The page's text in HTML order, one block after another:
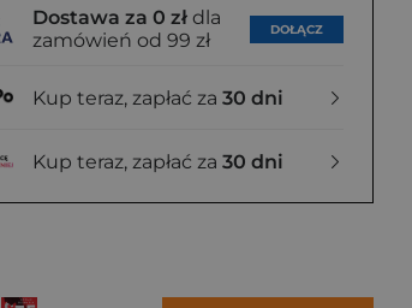
Dostawa za 0 zł dla
zamówień od 99 zł
DOŁĄCZ
Kup teraz, zapłać za 30 dni
Kup teraz, zapłać za 30 dni